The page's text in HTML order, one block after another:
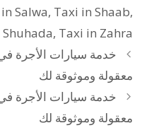
Salwa, Taxi in Shaab,
, Taxi in Zahra
خدمة سيارات الأجرة
معقولة وموثوقة لك
خدمة سيارات الأجرة
معقولة وموثوقة لك